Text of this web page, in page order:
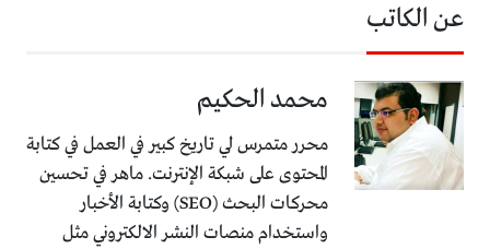
عن الكاتب
محمد الحكيم
محرر متمرس لي تاريخ كبير في العمل في كتابة
المحتوى على شبكة الإنترنت. ماهر في تحسين
محركات البحث (SEO) وكتابة الأخبار
واستخدام منصات النشر الالكتروني مثل